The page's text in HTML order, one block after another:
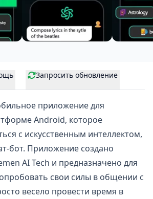
Запросить обновление
приложение для
Android, которое
с искусственным интеллектом,
бот. Приложение создано
AI Tech и предназначено для
свои силы в общении с
весело провести время в